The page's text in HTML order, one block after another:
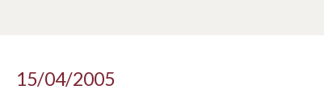
15/04/2005